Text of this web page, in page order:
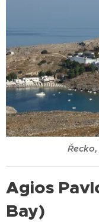
Agios
Bay)